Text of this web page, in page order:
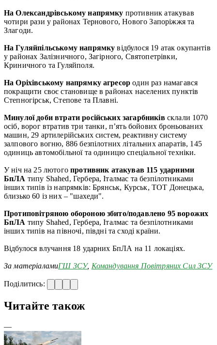
На Олександрівському напрямку противник атакував
чотири рази у районах Тернового, Нового Запоріжжя та
Злагоди.
На Гуляйпільському напрямку відбулося 19 атак окупантів
у районах Залізничного, Загірного, Святопетрівки,
Криничного та Гуляйполя.
На Оріхівському напрямку агресор один раз намагався
покращити своє становище в районах населених пунктів
Степногірськ, Степове та Плавні.
Минулої доби втрати російських загарбниківсклали 1070
осіб, ворог втратив три танки, п’ять бойових броньованих
машин, 29 артилерійських систем, реактивну систему
залпового вогню, 886 безпілотних літальних апаратів, 145
одиниць автомобільної та одиницю спеціальної техніки.
У ніч на 25 лютогопротивник атакував 115 ударними
БпЛА типу Shahed, Гербера, Італмас та безпілотниками
інших типів із напрямків: Брянськ, Курськ, ТОТ Донецька,
близько 60 із них – "шахеди".
Протиповітряною обороною збито/подавлено 95 ворожих
БпЛА типу Shahed, Гербера, Італмас та безпілотниками
інших типів на півночі, півдні та сході країни.
Відбулося влучання 18 ударних БпЛА на 11 локаціях.
За матеріаламиГШ ЗСУ, Командування Повітряних Сил ЗСУ
Поділитись:
Читайте також
—